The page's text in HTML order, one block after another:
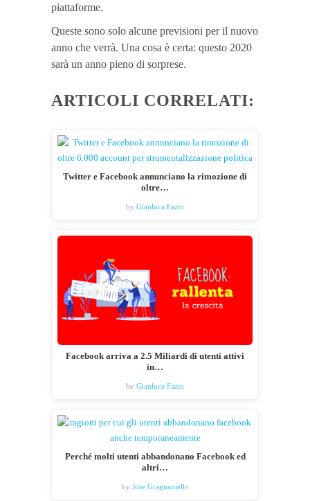
piattaforme.
Queste sono solo alcune previsioni per il nuovo
anno che verrà. Una cosa è certa: questo 2020
sarà un anno pieno di sorprese.
ARTICOLI CORRELATI:
Twitter e Facebook annunciano la rimozione di
oltre…
by Gianluca Fazio
Facebook arriva a 2.5 Miliardi di utenti attivi
in…
by Gianluca Fazio
Perché molti utenti abbandonano Facebook ed
altri…
by Jose Gragnaniello